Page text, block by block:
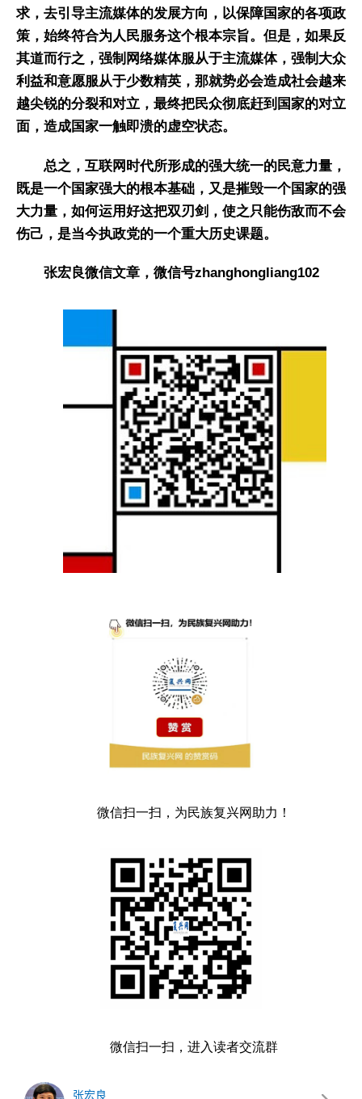
求，去引导主流媒体的发展方向，以保障国家的各项政
策，始终符合为人民服务这个根本宗旨。但是，如果反
其道而行之，强制网络媒体服从于主流媒体，强制大众
利益和意愿服从于少数精英，那就势必会造成社会越来
越尖锐的分裂和对立，最终把民众彻底赶到国家的对立
面，造成国家一触即溃的虚空状态。
总之，互联网时代所形成的强大统一的民意力量，
既是一个国家强大的根本基础，又是摧毁一个国家的强
大力量，如何运用好这把双刃剑，使之只能伤敌而不会
伤己，是当今执政党的一个重大历史课题。
张宏良微信文章，微信号zhanghongliang102
微信扫一扫，为民族复兴网助力！
微信扫一扫，进入读者交流群
张宏良